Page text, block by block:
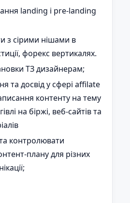
landing і pre-landing
з сірими нішами в
форекс вертикалях.
ТЗ дизайнерам;
та досвід у сфері affilate
контенту на тему
на біржі, веб-сайтів та
контролювати
плану для різних